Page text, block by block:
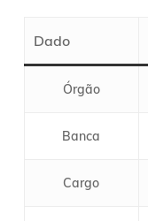
Dado
Órgão
Banca
Cargo